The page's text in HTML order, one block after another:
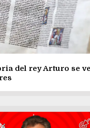
del rey Arturo se